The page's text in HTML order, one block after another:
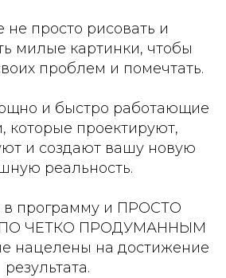
не просто рисовать и
милые картинки, чтобы
проблем и помечтать.
и быстро работающие
которые проектируют,
и создают вашу новую
реальность.
в программу и ПРОСТО
ЧЕТКО ПРОДУМАННЫМ
нацелены на достижение
результата.